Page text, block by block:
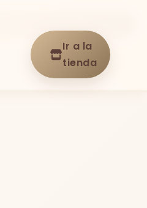
Ir a la
tienda